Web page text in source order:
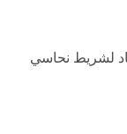
لشريط نحاسي